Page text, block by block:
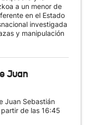
a un menor de
en el Estado
investigada
y manipulación
Juan
Juan Sebastián
de las 16:45